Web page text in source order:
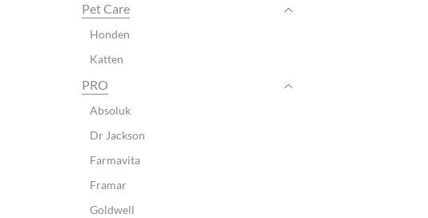
Pet Care
Honden
Katten
PRO
Absoluk
Dr Jackson
Farmavita
Framar
Goldwell